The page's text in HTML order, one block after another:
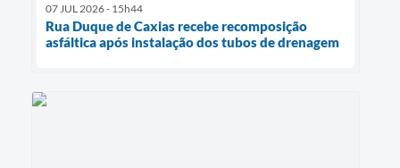
07 JUL 2026 - 15h44
Rua Duque de Caxias recebe recomposição
asfáltica após instalação dos tubos de drenagem